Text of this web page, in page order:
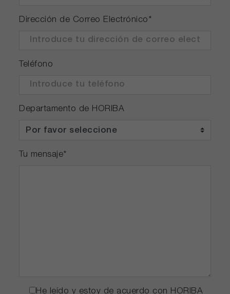
Dirección de Correo Electrónico*
Teléfono
Departamento de HORIBA
Tu mensaje*
He leído y estoy de acuerdo con HORIBA